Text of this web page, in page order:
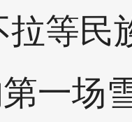
等民
一场